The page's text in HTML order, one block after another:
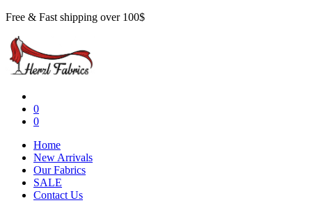
Free & Fast shipping over 100$
0
0
Home
New Arrivals
Our Fabrics
SALE
Contact Us